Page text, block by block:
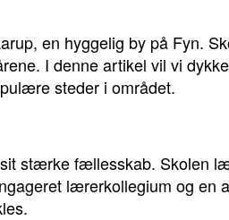
en hyggelig by på Fyn.
I denne artikel vil vi
steder i området.
stærke fællesskab. Skolen
lærerkollegium og en